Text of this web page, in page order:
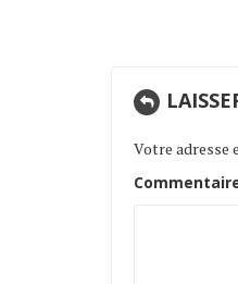
Votre adresse